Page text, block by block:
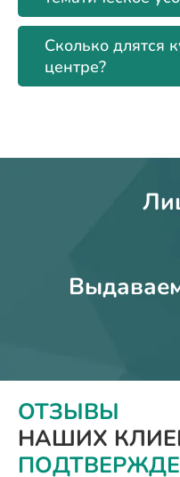
Сколько длятся
центре?
ОТЗЫВЫ
НАШИХ